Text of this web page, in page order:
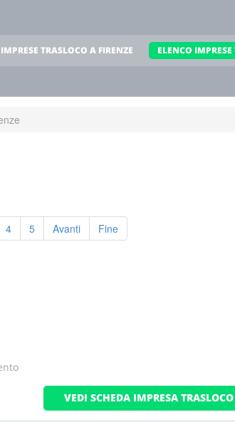
TRASLOCO A FIRENZE ELENCO
4 5 Avanti Fine
VEDI SCHEDA IMPRESA TRASLOCO